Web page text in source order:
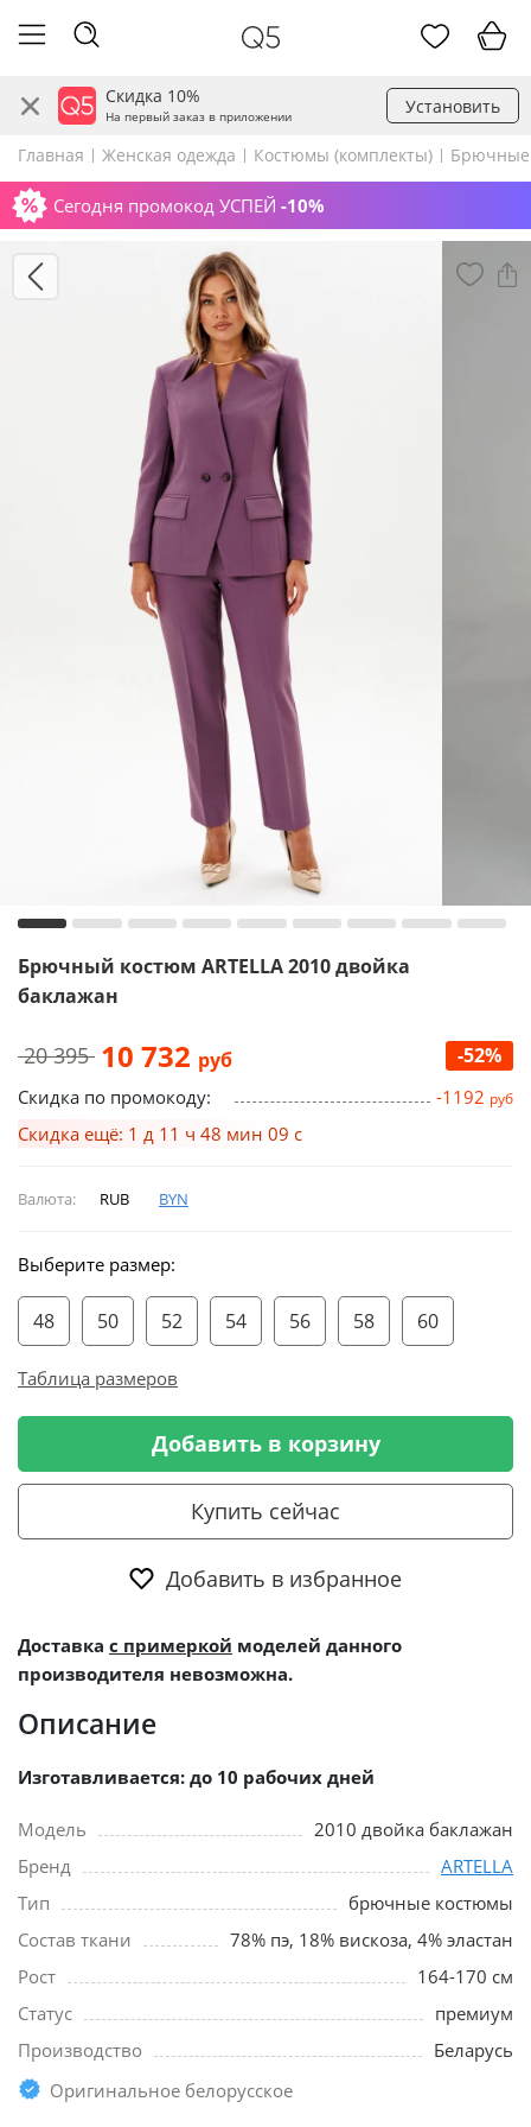
Скидка 10%
На первый заказ в приложении Установить
Главная Женская одежда Костюмы (комплекты)
Сегодня промокод УСПЕЙ -10%
Брючный костюм ARTELLA 2010 двойка
баклажан
20 395 10 732 руб -52%
Скидка по промокоду: -1192 руб
Скидка ещё: 1 д 11 ч 48 мин 09 с
Валюта: RUB BYN
Выберите размер:
48 50 52 54 56 58 60
Таблица размеров
Добавить в корзину
Купить сейчас
Добавить в избранное
Доставка с примеркой моделей данного
производителя невозможна.
Описание
Изготавливается: до 10 рабочих дней
Модель
2010 двойка баклажан
Бренд
ARTELLA
Тип
брючные костюмы
Состав ткани
78% пэ, 18% вискоза, 4% эластан
Рост
164-170 см
Статус
премиум
Производство
Беларусь
Оригинальное белорусское